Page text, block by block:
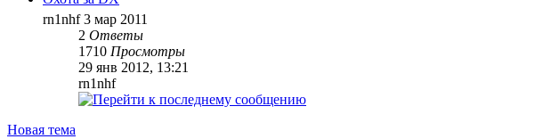
rn1nhf3 мар 2011
2 Ответы
1710 Просмотры
29 янв 2012, 13:21
rn1nhf
Новая тема